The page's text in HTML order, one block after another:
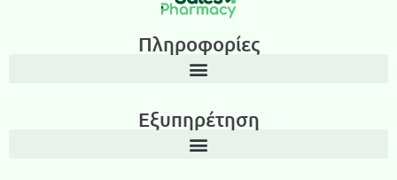
Πληροφορίες
Εξυπηρέτηση